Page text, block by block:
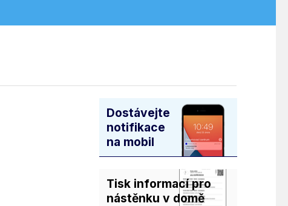
Dostávejte
notifikace
na mobil
Tisk informací pro
nástěnku v domě